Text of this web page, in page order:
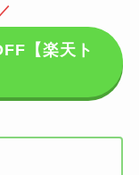
【楽天ト